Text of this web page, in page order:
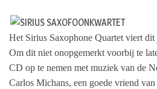
Het Sirius Saxophone Quartet viert dit
Om dit niet onopgemerkt voorbij te
CD op te nemen met muziek van de
Carlos Michans, een goede vriend